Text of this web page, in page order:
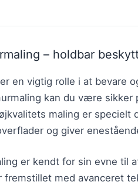
– holdbar
en vigtig rolle i at bevare
kan du være
maling er specielt
og giver
er kendt for sin evne til
fremstillet med avanceret